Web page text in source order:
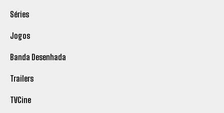
Séries
Jogos
Banda Desenhada
Trailers
TVCine